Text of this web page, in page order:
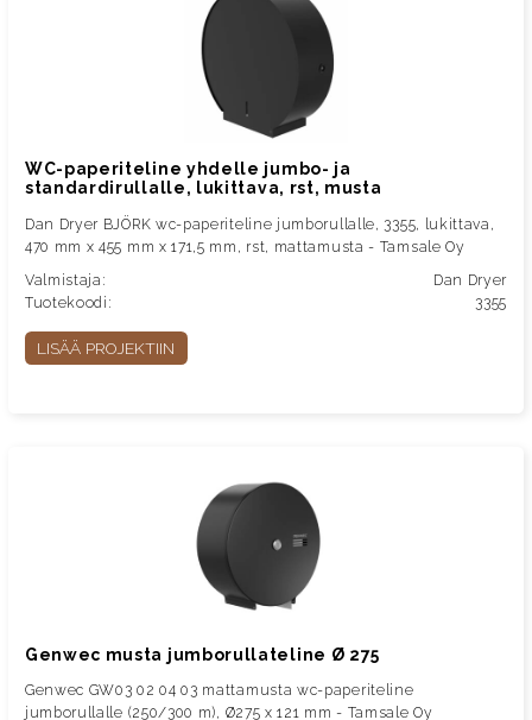
WC-paperiteline yhdelle jumbo- ja
standardirullalle, lukittava, rst, musta
Dan Dryer BJÖRK wc-paperiteline jumborullalle, 3355, lukittava,
470 mm x 455 mm x 171,5 mm, rst, mattamusta - Tamsale Oy
Valmistaja:
Dan Dryer
Tuotekoodi:
3355
LISÄÄ PROJEKTIIN
Genwec musta jumborullateline Ø 275
Genwec GW03 02 04 03 mattamusta wc-paperiteline
jumborullalle (250/300 m), Ø275 x 121 mm - Tamsale Oy